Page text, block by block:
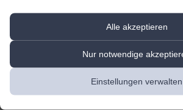
Alle akzeptieren
Nur notwendige
Einstellungen verwalten
Wir stellen für Sie kleine und große
Hausapotheken zusammen. So sind Sie und